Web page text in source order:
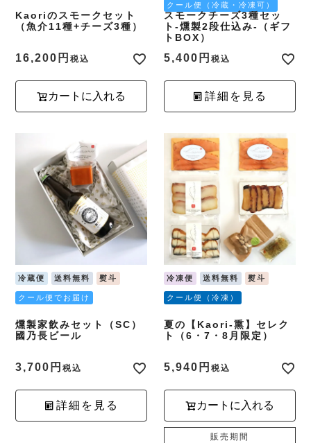
Kaoriのスモークセット
（魚介11種+チーズ3種）
16,200 税込
カートに入れる
クール便（冷蔵・冷凍可）
スモークチーズ3種セッ
ト-燻製2段仕込み-（ギフ
トBOX）
5,400 税込
詳細を見る
冷蔵便 送料無料 熨斗
クール便でお届け
燻製家飲みセット（SC）
國乃長ビール
3,700 税込
詳細を見る
冷凍便 送料無料 熨斗
クール便（冷凍）
夏の【Kaori-熏】セレク
ト（6・7・8月限定）
5,940 税込
カートに入れる
販売期間